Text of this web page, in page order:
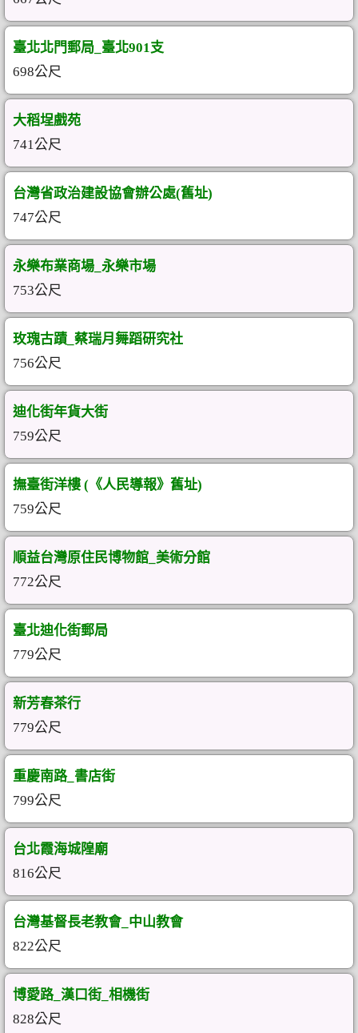
臺北北門郵局_臺北901支
698公尺
大稻埕戲苑
741公尺
台灣省政治建設協會辦公處(舊址)
747公尺
永樂布業商場_永樂市場
753公尺
玫瑰古蹟_蔡瑞月舞蹈研究社
756公尺
迪化街年貨大街
759公尺
撫臺街洋樓 (《人民導報》舊址)
759公尺
順益台灣原住民博物館_美術分館
772公尺
臺北迪化街郵局
779公尺
新芳春茶行
779公尺
重慶南路_書店街
799公尺
台北霞海城隍廟
816公尺
台灣基督長老教會_中山教會
822公尺
博愛路_漢口街_相機街
828公尺